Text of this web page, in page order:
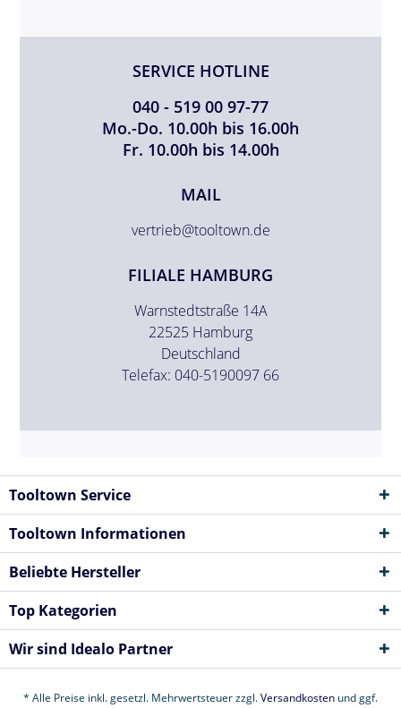
SERVICE HOTLINE
040 - 519 00 97-77
Mo.-Do. 10.00h bis 16.00h
Fr. 10.00h bis 14.00h
MAIL
vertrieb@tooltown.de
FILIALE HAMBURG
Warnstedtstraße 14A
22525 Hamburg
Deutschland
Telefax: 040-5190097 66
Tooltown Service
Tooltown Informationen
Beliebte Hersteller
Top Kategorien
Wir sind Idealo Partner
* Alle Preise inkl. gesetzl. Mehrwertsteuer zzgl.Versandkosten und ggf.